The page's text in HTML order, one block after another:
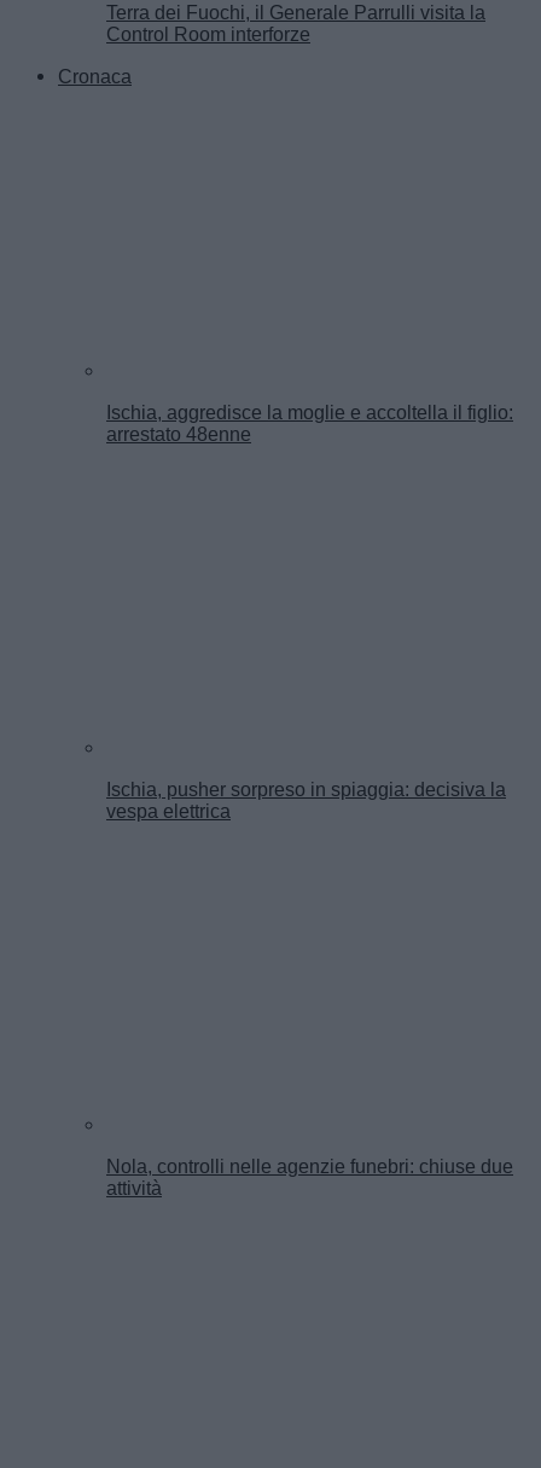
Terra dei Fuochi, il Generale Parrulli visita la
Control Room interforze
Cronaca
Ischia, aggredisce la moglie e accoltella il figlio:
arrestato 48enne
Ischia, pusher sorpreso in spiaggia: decisiva la
vespa elettrica
Nola, controlli nelle agenzie funebri: chiuse due
attività